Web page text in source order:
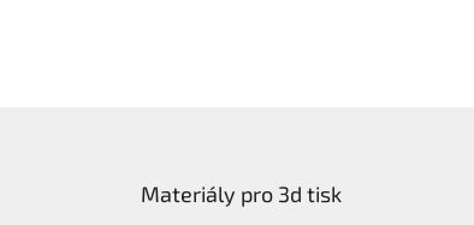
Materiály pro 3d tisk